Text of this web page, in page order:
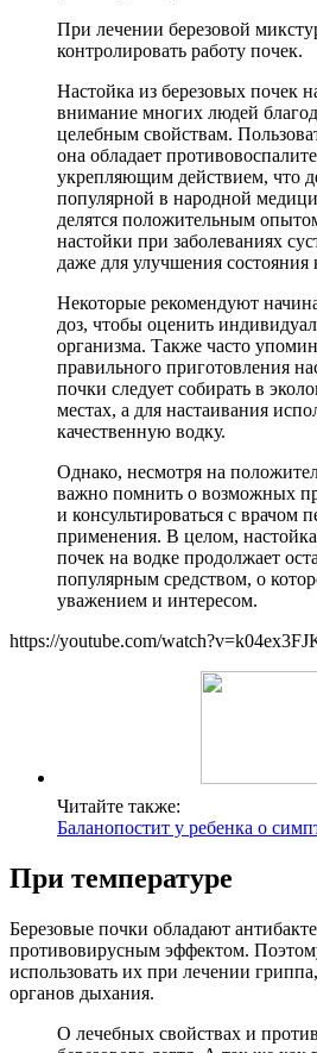
При лечении березовой
контролировать работу почек.
Настойка из березовых почек
внимание многих людей
целебным свойствам.
она обладает
укрепляющим действием, что
популярной в народной
делятся положительным
настойки при заболеваниях
даже для улучшения состояния
Некоторые рекомендуют
доз, чтобы оценить
организма. Также часто
правильного приготовления
почки следует собирать в
местах, а для настаивания
качественную водку.
Однако, несмотря на
важно помнить о возможных
и консультироваться с врачом
применения. В целом,
почек на водке продолжает
популярным средством, о
уважением и интересом.
https://youtube.com/
Читайте также:
Баланопостит у ребенка о
При температуре
Березовые почки обладают
противовирусным эффектом.
использовать их при лечении
органов дыхания.
О лечебных свойствах и